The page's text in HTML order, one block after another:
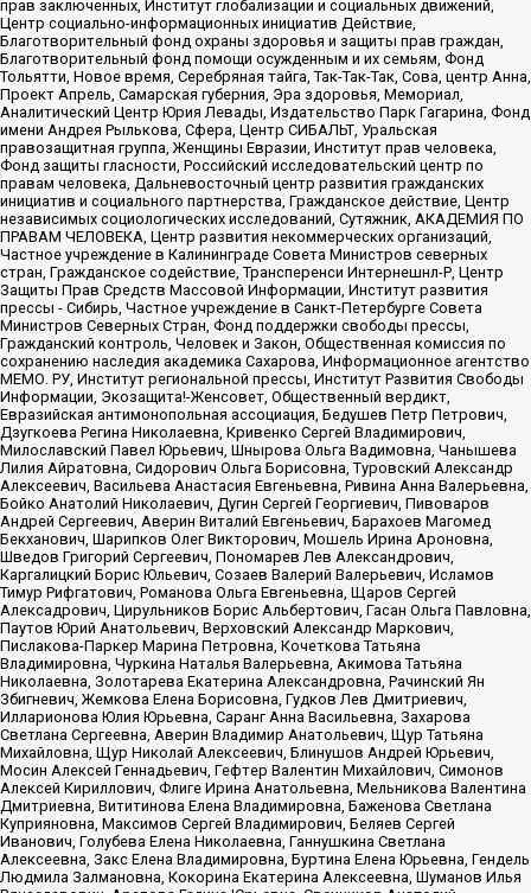
прав заключенных, Институт глобализации и социальных движений,
Центр социально-информационных инициатив Действие,
Благотворительный фонд охраны здоровья и защиты прав граждан,
Благотворительный фонд помощи осужденным и их семьям, Фонд
Тольятти, Новое время, Серебряная тайга, Так-Так-Так, Сова, центр Анна,
Проект Апрель, Самарская губерния, Эра здоровья, Мемориал,
Аналитический Центр Юрия Левады, Издательство Парк Гагарина, Фонд
имени Андрея Рылькова, Сфера, Центр СИБАЛЬТ, Уральская
правозащитная группа, Женщины Евразии, Институт прав человека,
Фонд защиты гласности, Российский исследовательский центр по
правам человека, Дальневосточный центр развития гражданских
инициатив и социального партнерства, Гражданское действие, Центр
независимых социологических исследований, Сутяжник, АКАДЕМИЯ ПО
ПРАВАМ ЧЕЛОВЕКА, Центр развития некоммерческих организаций,
Частное учреждение в Калининграде Совета Министров северных
стран, Гражданское содействие, Трансперенси Интернешнл-Р, Центр
Защиты Прав Средств Массовой Информации, Институт развития
прессы - Сибирь, Частное учреждение в Санкт-Петербурге Совета
Министров Северных Стран, Фонд поддержки свободы прессы,
Гражданский контроль, Человек и Закон, Общественная комиссия по
сохранению наследия академика Сахарова, Информационное агентство
МЕМО. РУ, Институт региональной прессы, Институт Развития Свободы
Информации, Экозащита!-Женсовет, Общественный вердикт,
Евразийская антимонопольная ассоциация, Бедушев Петр Петрович,
Дзугкоева Регина Николаевна, Кривенко Сергей Владимирович,
Милославский Павел Юрьевич, Шнырова Ольга Вадимовна, Чанышева
Лилия Айратовна, Сидорович Ольга Борисовна, Туровский Александр
Алексеевич, Васильева Анастасия Евгеньевна, Ривина Анна Валерьевна,
Бойко Анатолий Николаевич, Дугин Сергей Георгиевич, Пивоваров
Андрей Сергеевич, Аверин Виталий Евгеньевич, Барахоев Магомед
Бекханович, Шарипков Олег Викторович, Мошель Ирина Ароновна,
Шведов Григорий Сергеевич, Пономарев Лев Александрович,
Каргалицкий Борис Юльевич, Созаев Валерий Валерьевич, Исламов
Тимур Рифгатович, Романова Ольга Евгеньевна, Щаров Сергей
Алексадрович, Цирульников Борис Альбертович, Гасан Ольга Павловна,
Паутов Юрий Анатольевич, Верховский Александр Маркович,
Пислакова-Паркер Марина Петровна, Кочеткова Татьяна
Владимировна, Чуркина Наталья Валерьевна, Акимова Татьяна
Николаевна, Золотарева Екатерина Александровна, Рачинский Ян
Збигневич, Жемкова Елена Борисовна, Гудков Лев Дмитриевич,
Илларионова Юлия Юрьевна, Саранг Анна Васильевна, Захарова
Светлана Сергеевна, Аверин Владимир Анатольевич, Щур Татьяна
Михайловна, Щур Николай Алексеевич, Блинушов Андрей Юрьевич,
Мосин Алексей Геннадьевич, Гефтер Валентин Михайлович, Симонов
Алексей Кириллович, Флиге Ирина Анатольевна, Мельникова Валентина
Дмитриевна, Вититинова Елена Владимировна, Баженова Светлана
Куприяновна, Максимов Сергей Владимирович, Беляев Сергей
Иванович, Голубева Елена Николаевна, Ганнушкина Светлана
Алексеевна, Закс Елена Владимировна, Буртина Елена Юрьевна, Гендель
Людмила Залмановна, Кокорина Екатерина Алексеевна, Шуманов Илья